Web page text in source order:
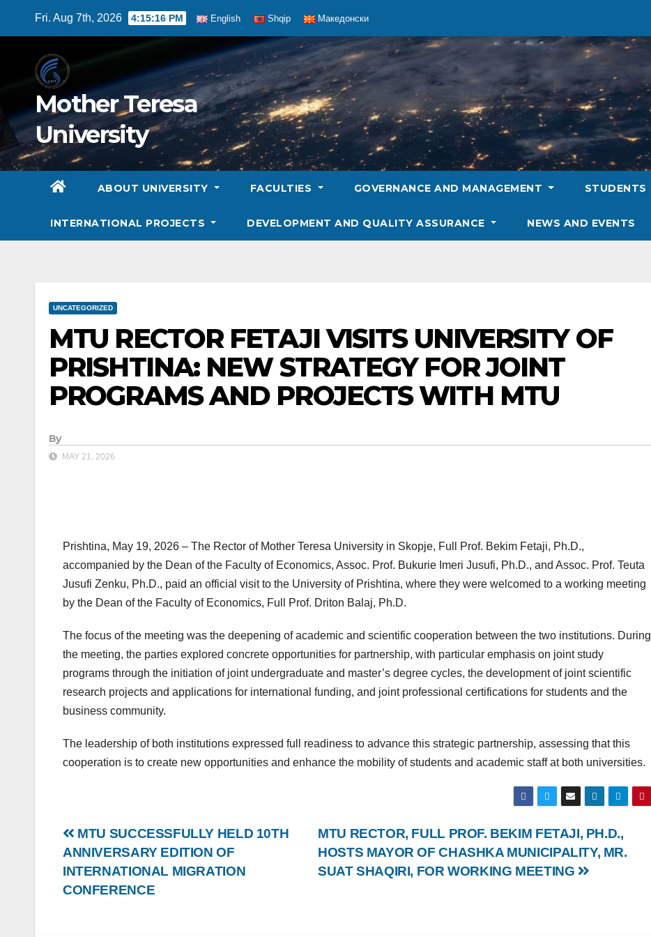
Fri. Aug 7th, 2026 4:15:17 PM English Shqip Македонски
Mother Teresa
University
ABOUT UNIVERSITY FACULTIES GOVERNANCE AND MANAGEMENT STUDENTS
INTERNATIONAL PROJECTS DEVELOPMENT AND QUALITY ASSURANCE NEWS AND EVENTS
UNCATEGORIZED
MTU RECTOR FETAJI VISITS UNIVERSITY OF
PRISHTINA: NEW STRATEGY FOR JOINT
PROGRAMS AND PROJECTS WITH MTU
By
MAY 21, 2026
Prishtina, May 19, 2026 – The Rector of Mother Teresa University in Skopje, Full Prof. Bekim Fetaji, Ph.D.,
accompanied by the Dean of the Faculty of Economics, Assoc. Prof. Bukurie Imeri Jusufi, Ph.D., and Assoc. Prof. Teuta
Jusufi Zenku, Ph.D., paid an official visit to the University of Prishtina, where they were welcomed to a working meeting
by the Dean of the Faculty of Economics, Full Prof. Driton Balaj, Ph.D.
The focus of the meeting was the deepening of academic and scientific cooperation between the two institutions. During
the meeting, the parties explored concrete opportunities for partnership, with particular emphasis on joint study
programs through the initiation of joint undergraduate and master’s degree cycles, the development of joint scientific
research projects and applications for international funding, and joint professional certifications for students and the
business community.
The leadership of both institutions expressed full readiness to advance this strategic partnership, assessing that this
cooperation is to create new opportunities and enhance the mobility of students and academic staff at both universities.
Post
navigation
MTU RECTOR, FULL PROF. BEKIM FETAJI, PH.D.,
HOSTS MAYOR OF CHASHKA MUNICIPALITY, MR.
SUAT SHAQIRI, FOR WORKING MEETING
MTU SUCCESSFULLY HELD 10TH
ANNIVERSARY EDITION OF
INTERNATIONAL MIGRATION
CONFERENCE